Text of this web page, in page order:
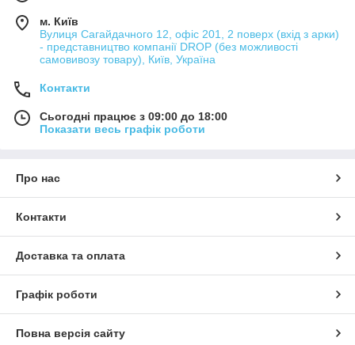
м. Київ
Вулиця Сагайдачного 12, офіс 201, 2 поверх (вхід з арки)
- представництво компанії DROP (без можливості
самовивозу товару), Київ, Україна
Контакти
Сьогодні працює з 09:00 до 18:00
Показати весь графік роботи
Про нас
Контакти
Доставка та оплата
Графік роботи
Повна версія сайту